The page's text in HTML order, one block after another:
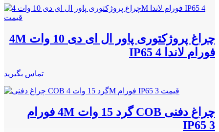
چراغ پروژکتوری پاور ال ای دی 10 وات 4M
فورام لاندا IP65 4
تماس بگیرید
چراغ دفنی COB گرد 15 وات 4M فورام
IP65 3